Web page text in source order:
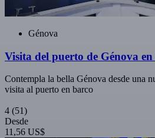
Génova
Visita del puerto de Génova
Contempla la bella Génova desde una
visita al puerto en barco
4 (51)
Desde
11,56 US$